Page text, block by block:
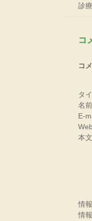
診
コ
コ
タ
名前
E-
本文
情
情